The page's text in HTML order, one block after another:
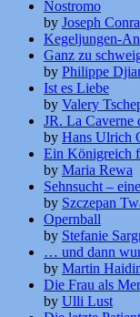
Nostromo
by Joseph
Kegeljungen-
Ganz zu
by Philippe
Ist es Liebe
by Valery
JR. La Caverne
by Hans Ulrich
Ein Königreich
by Maria Rewa
Sehnsucht –
by Szczepan
Opernball
by Stefanie
… und dann
by Martin
Die Frau als
by Ulli Lust